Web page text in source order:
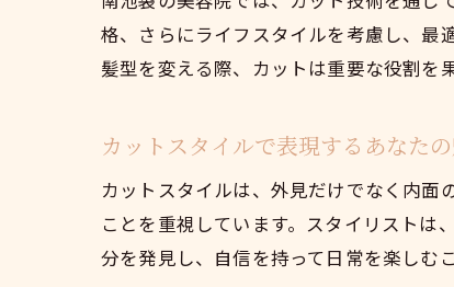
格、さらにライフスタイルを考慮し、最
髪型を変える際、カットは重要な役割を
カットスタイルで表現するあなた
カットスタイルは、外見だけでなく内
ことを重視しています。スタイリスト
分を発見し、自信を持って日常を楽しむ